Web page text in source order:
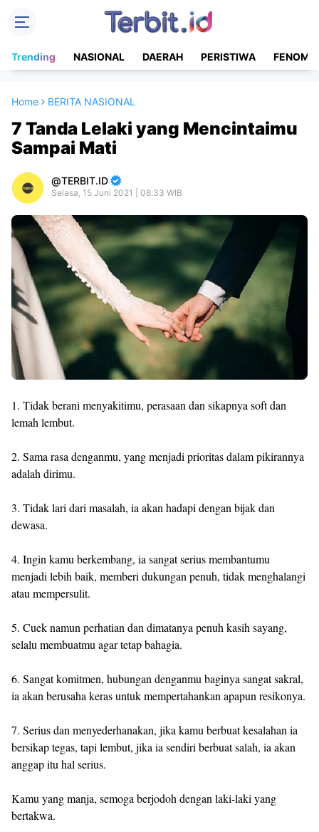
Trending NASIONAL DAERAH PERISTIWA
Home BERITA NASIONAL
7 Tanda Lelaki yang Mencintaimu
Sampai Mati
TERBIT.ID
Selasa, 15 Juni 2021 | 08:33 WIB
1. Tidak berani menyakitimu, perasaan dan sikapnya soft dan
lemah lembut.
2. Sama rasa denganmu, yang menjadi prioritas dalam pikirannya
adalah dirimu.
3. Tidak lari dari masalah, ia akan hadapi dengan bijak dan
dewasa.
4. Ingin kamu berkembang, ia sangat serius membantumu
menjadi lebih baik, memberi dukungan penuh, tidak menghalangi
atau mempersulit.
5. Cuek namun perhatian dan dimatanya penuh kasih sayang,
selalu membuatmu agar tetap bahagia.
6. Sangat komitmen, hubungan denganmu baginya sangat sakral,
ia akan berusaha keras untuk mempertahankan apapun resikonya.
7. Serius dan menyederhanakan, jika kamu berbuat kesalahan ia
bersikap tegas, tapi lembut, jika ia sendiri berbuat salah, ia akan
anggap itu hal serius.
Kamu yang manja, semoga berjodoh dengan laki-laki yang
bertakwa.